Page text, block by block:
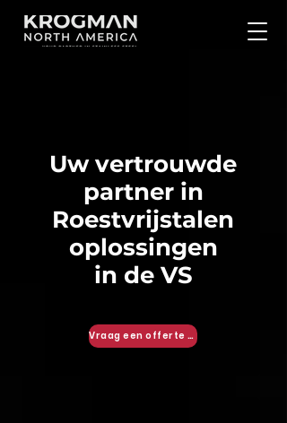
Uw vertrouwde
partner in
Roestvrijstalen
oplossingen
in de VS
Vraag een offerte aan